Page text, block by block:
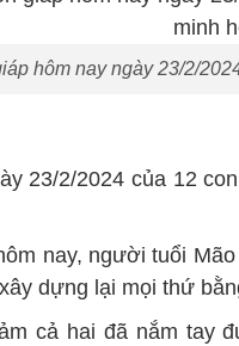
hôm nay ngày 23/2/
23/2/2024 của 12
nay, người tuổi
dựng lại mọi thứ
cả hai đã nắm tay